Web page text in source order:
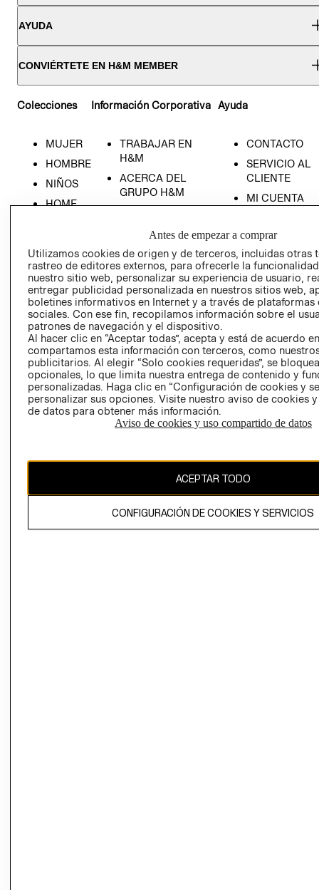
AYUDA
CONVIÉRTETE EN H&M MEMBER
Colecciones
MUJER
HOMBRE
NIÑOS
HOME
Información Corporativa
TRABAJAR EN
H&M
ACERCA DEL
GRUPO H&M
RELACIÓN CON
INVERSIONISTAS
POLÍTICA
EMPRESARIAL
Ayuda
CONTACTO
SERVICIO AL
CLIENTE
MI CUENTA
TIENDAS
- RETIRO EN
TIENDA
TÉRMINOS Y
CONDICIONES
AVISO DE
PRIVACIDAD
GIFT CARD
AVISO DE
COOKIES
CAMBIAR REGIÓN
Antes de empezar a comprar
Utilizamos cookies de origen y de terceros, incluidas otras
rastreo de editores externos, para ofrecerle la
nuestro sitio web, personalizar su experiencia de usuario,
entregar publicidad personalizada en nuestros sitios web,
boletines informativos en Internet y a través de plataformas
sociales. Con ese fin, recopilamos información sobre el
patrones de navegación y el dispositivo.
Al hacer clic en “Aceptar todas”, acepta y está de acuerdo
compartamos esta información con terceros, como
publicitarios. Al elegir “Solo cookies requeridas”, se
opcionales, lo que limita nuestra entrega de contenido y
personalizadas. Haga clic en “Configuración de cookies y
personalizar sus opciones. Visite nuestro aviso de cookies
de datos para obtener más información.
Aviso de cookies y uso compartido de datos
ACEPTAR TODO
CONFIGURACIÓN DE COOKIES Y SERVICIOS